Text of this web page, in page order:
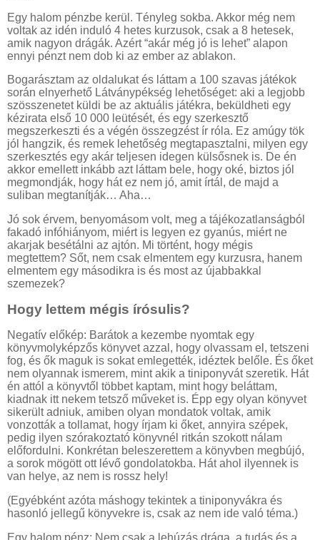
Egy halom pénzbe kerül. Tényleg sokba. Akkor még nem
voltak az idén induló 4 hetes kurzusok, csak a 8 hetesek,
amik nagyon drágák. Azért “akár még jó is lehet” alapon
ennyi pénzt nem dob ki az ember az ablakon.
Bogarásztam az oldalukat és láttam a 100 szavas játékok
során elnyerhető Látványpékség lehetőséget: aki a legjobb
szösszenetet küldi be az aktuális játékra, beküldheti egy
kézirata első 10 000 leütését, és egy szerkesztő
megszerkeszti és a végén összegzést ír róla. Ez amúgy tök
jól hangzik, és remek lehetőség megtapasztalni, milyen egy
szerkesztés egy akár teljesen idegen külsősnek is. De én
akkor emellett inkább azt láttam bele, hogy oké, biztos jól
megmondják, hogy hát ez nem jó, amit írtál, de majd a
suliban megtanítják… Aha…
Jó sok érvem, benyomásom volt, meg a tájékozatlanságból
fakadó infóhiányom, miért is legyen ez gyanús, miért ne
akarjak besétálni az ajtón. Mi történt, hogy mégis
megtettem? Sőt, nem csak elmentem egy kurzusra, hanem
elmentem egy másodikra is és most az újabbakkal
szemezek?
Hogy lettem mégis írósulis?
Negatív előkép: Barátok a kezembe nyomtak egy
könyvmolyképzős könyvet azzal, hogy olvassam el, tetszeni
fog, és ők maguk is sokat emlegették, idéztek belőle. És őket
nem olyannak ismerem, mint akik a tiniponyvát szeretik. Hát
én attól a könyvtől többet kaptam, mint hogy beláttam,
kiadnak itt nekem tetsző műveket is. Épp egy olyan könyvet
sikerült adniuk, amiben olyan mondatok voltak, amik
vonzották a tollamat, hogy írjam ki őket, annyira szépek,
pedig ilyen szórakoztató könyvnél ritkán szokott nálam
előfordulni. Konkrétan beleszerettem a könyvben megbújó,
a sorok mögött ott lévő gondolatokba. Hát ahol ilyennek is
van helye, az nem is rossz hely!
(Egyébként azóta máshogy tekintek a tiniponyvákra és
hasonló jellegű könyvekre is, csak az nem ide való téma.)
Egy halom pénz: Nem csak a lehúzás drága, a tudás és a